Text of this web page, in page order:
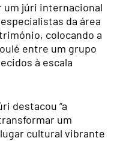
um júri internacional
da área
colocando a
entre um grupo
à escala
destacou “a
um
cultural vibrante